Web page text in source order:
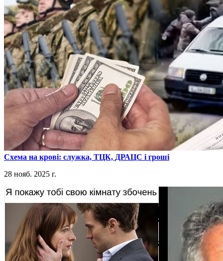
​Схема на крові: служка, ТЦК, ДРАЦС і гроші
28 нояб. 2025 г.